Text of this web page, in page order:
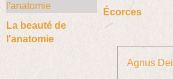
La beauté de
l'anatomie
Écorces
Agnus Dei